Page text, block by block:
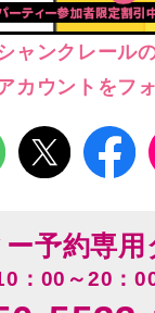
ャンクレール
カウントをフ
予約専
：00～20：